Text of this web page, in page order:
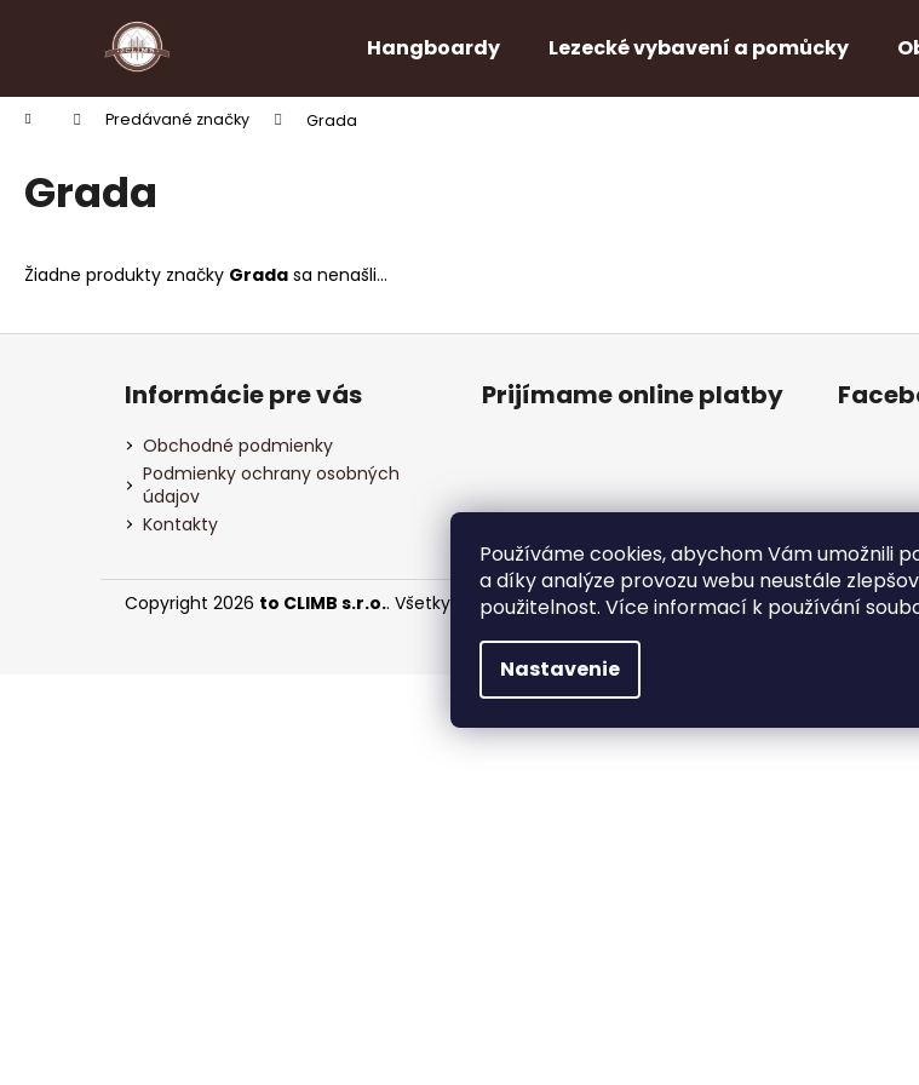
Používáme cookies, abychom Vám umožnili
a díky analýze provozu webu neustále
použitelnost. Více informací k používání
Nastavenie
Hangboardy Lezecké vybavení a pomůcky
Domov Predávané značky Grada
Grada
Žiadne produkty značky Grada sa nenašli...
í
Späť
do
obchodu
Späť
do
obchodu
Odporúčame
€77,96
HANGBOARD ONSIGHT
€81,96
Z
Informácie pre vás
Obchodné podmienky
Podmienky ochrany osobných
údajov
Kontakty
Prijímame online platby
Copyright 2026 to CLIMB s.r.o.. Všetky práva vyhradené.